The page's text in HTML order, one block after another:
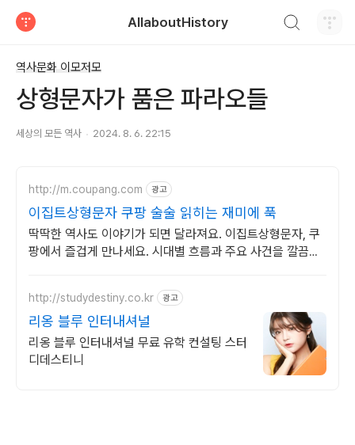
AllaboutHistory
역사문화 이모저모
상형문자가 품은 파라오들
세상의 모든 역사 2024. 8. 6. 22:15
http://m.coupang.com 광고
이집트상형문자 쿠팡 술술 읽히는 재미에 푹
딱딱한 역사도 이야기가 되면 달라져요. 이집트상형문자, 쿠
팡에서 즐겁게 만나세요. 시대별 흐름과 주요 사건을 깔끔하
http://studydestiny.co.kr 광고
리옹 블루 인터내셔널
리옹 블루 인터내셔널 무료 유학 컨설팅 스터
디데스티니